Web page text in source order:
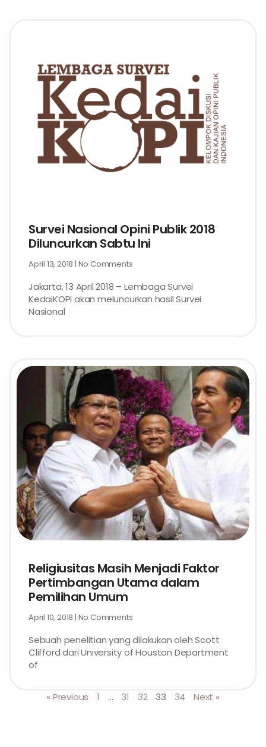
Survei Nasional Opini Publik 2018
Diluncurkan Sabtu Ini
April 13, 2018 No Comments
Jakarta, 13 April 2018 – Lembaga Survei
KedaiKOPI akan meluncurkan hasil Survei
Nasional
Religiusitas Masih Menjadi Faktor
Pertimbangan Utama dalam
Pemilihan Umum
April 10, 2018 No Comments
Sebuah penelitian yang dilakukan oleh Scott
Clifford dari University of Houston Department
of
« Previous 1 … 31 32 33 34 Next »